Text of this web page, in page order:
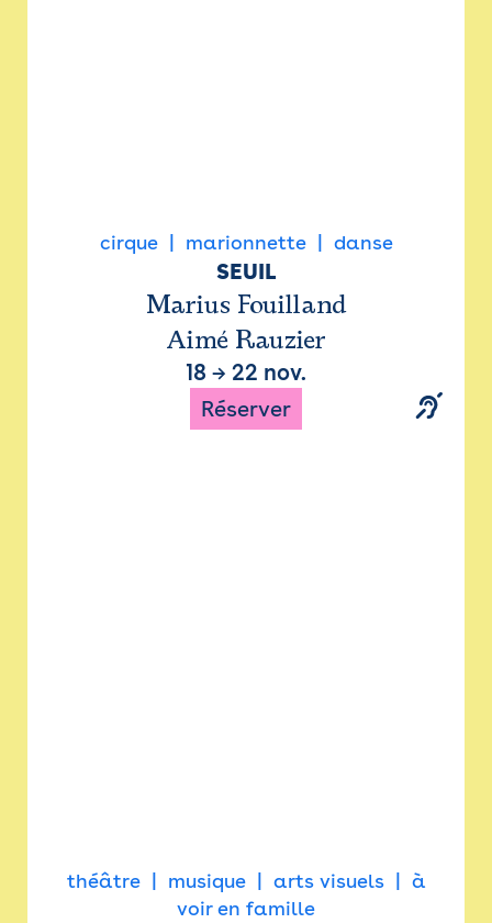
cirque marionnette danse
SEUIL
Marius Fouilland
Aimé Rauzier
18 → 22 nov.
Réserver
théâtre musique arts visuels
à
voir en famille